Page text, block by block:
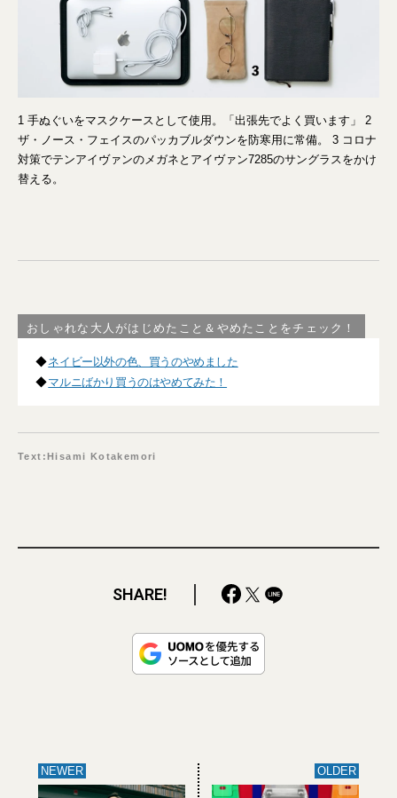
1 手ぬぐいをマスクケースとして使用。「出張先でよく買います」 2
ザ・ノース・フェイスのパッカブルダウンを防寒用に常備。 3 コロナ
対策でテンアイヴァンのメガネとアイヴァン7285のサングラスをかけ
替える。
おしゃれな大人がはじめたこと＆やめたことをチェック！
◆ネイビー以外の色、買うのやめました
◆マルニばかり買うのはやめてみた！
Text:Hisami Kotakemori
SHARE!
NEWER OLDER